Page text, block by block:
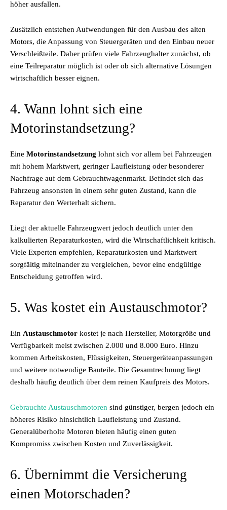
höher ausfallen.
Zusätzlich entstehen Aufwendungen für den Ausbau des alten
Motors, die Anpassung von Steuergeräten und den Einbau neuer
Verschleißteile. Daher prüfen viele Fahrzeughalter zunächst, ob
eine Teilreparatur möglich ist oder ob sich alternative Lösungen
wirtschaftlich besser eignen.
4. Wann lohnt sich eine
Motorinstandsetzung?
Eine Motorinstandsetzung lohnt sich vor allem bei Fahrzeugen
mit hohem Marktwert, geringer Laufleistung oder besonderer
Nachfrage auf dem Gebrauchtwagenmarkt. Befindet sich das
Fahrzeug ansonsten in einem sehr guten Zustand, kann die
Reparatur den Werterhalt sichern.
Liegt der aktuelle Fahrzeugwert jedoch deutlich unter den
kalkulierten Reparaturkosten, wird die Wirtschaftlichkeit kritisch.
Viele Experten empfehlen, Reparaturkosten und Marktwert
sorgfältig miteinander zu vergleichen, bevor eine endgültige
Entscheidung getroffen wird.
5. Was kostet ein Austauschmotor?
Ein Austauschmotor kostet je nach Hersteller, Motorgröße und
Verfügbarkeit meist zwischen 2.000 und 8.000 Euro. Hinzu
kommen Arbeitskosten, Flüssigkeiten, Steuergeräteanpassungen
und weitere notwendige Bauteile. Die Gesamtrechnung liegt
deshalb häufig deutlich über dem reinen Kaufpreis des Motors.
Gebrauchte Austauschmotoren sind günstiger, bergen jedoch ein
höheres Risiko hinsichtlich Laufleistung und Zustand.
Generalüberholte Motoren bieten häufig einen guten
Kompromiss zwischen Kosten und Zuverlässigkeit.
6. Übernimmt die Versicherung
einen Motorschaden?